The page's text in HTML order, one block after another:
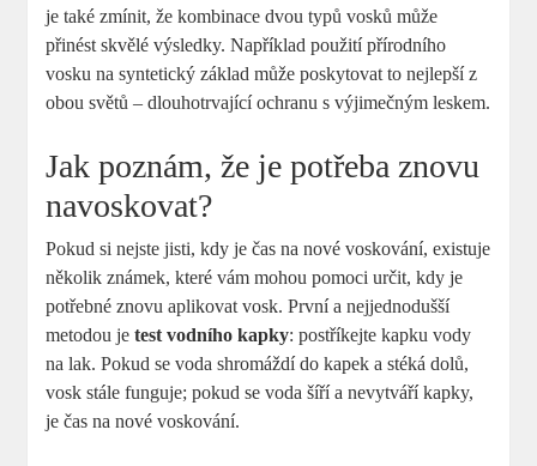
je také zmínit, že kombinace dvou typů vosků ⁢může
přinést​ skvělé výsledky. Například použití přírodního
vosku na syntetický základ může poskytovat to⁤ nejlepší⁢ z
obou světů – dlouhotrvající ochranu s výjimečným leskem.
Jak poznám, že je potřeba znovu ​
navoskovat?
Pokud si nejste jisti, kdy je čas na nové ⁤voskování, existuje
několik známek, které vám mohou pomoci ‌určit, kdy je
potřebné znovu aplikovat ⁤vosk. První a nejjednodušší
metodou jetest vodního kapky: postříkejte kapku vody
na lak. Pokud se voda⁣ shromáždí do kapek a stéká‍ dolů,
vosk stále funguje; pokud se voda šíří a nevytváří kapky,
je čas na nové voskování.